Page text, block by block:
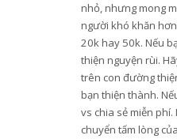
nhỏ, nhưng mong
người khó khăn
20k hay 50k. Nếu
thiện nguyện rùi.
trên con đường
bạn thiện thành.
vs chia sẻ miễn
chuyển tấm lòng